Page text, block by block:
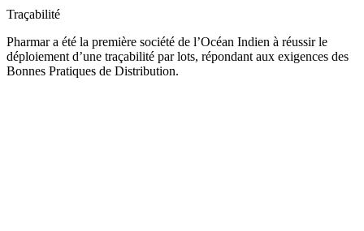
Traçabilité
Pharmar a été la première société de l’Océan Indien à réussir le
déploiement d’une traçabilité par lots, répondant aux exigences des
Bonnes Pratiques de Distribution.